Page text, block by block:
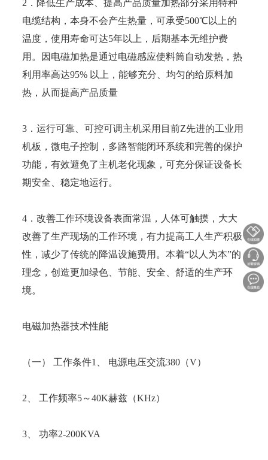
2．降低生产成本、提高产品质量加热部分采用特种
电缆结构，本身不会产生热量，可承受500℃以上的
温度，使用寿命可达5年以上，后期基本无维护费
用。因电磁加热是通过电磁感应使料筒自动发热，热
利用率高达95% 以上，能够充分、均匀的给原料加
热，从而提高产品质量
3．运行可靠、可控可调主机采用目前Z先进的工业用
机板，微电子控制，多路智能闭环系统和完善的保护
功能，有效避免了主机老化现象，可充分保证设备长
期安全、稳定地运行。
4．改善工作环境设备表面常温，人体可触摸，大大
改善了生产现场的工作环境，有力提高工人生产积极
性，减少了传统的降温设施费用。本着“以人为本”的
理念，创造更加绿色、节能、安全、舒适的生产环
境。
电磁加热器技术性能
（一） 工作条件1、 电源电压交流380（V）
2、 工作频率5～40K赫兹（KHz）
3、 功率2-200KVA